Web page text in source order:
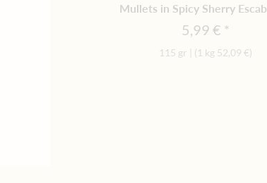
Mullets in Spicy Sherry
5,99 €
115 gr (1 kg 52,09 €)